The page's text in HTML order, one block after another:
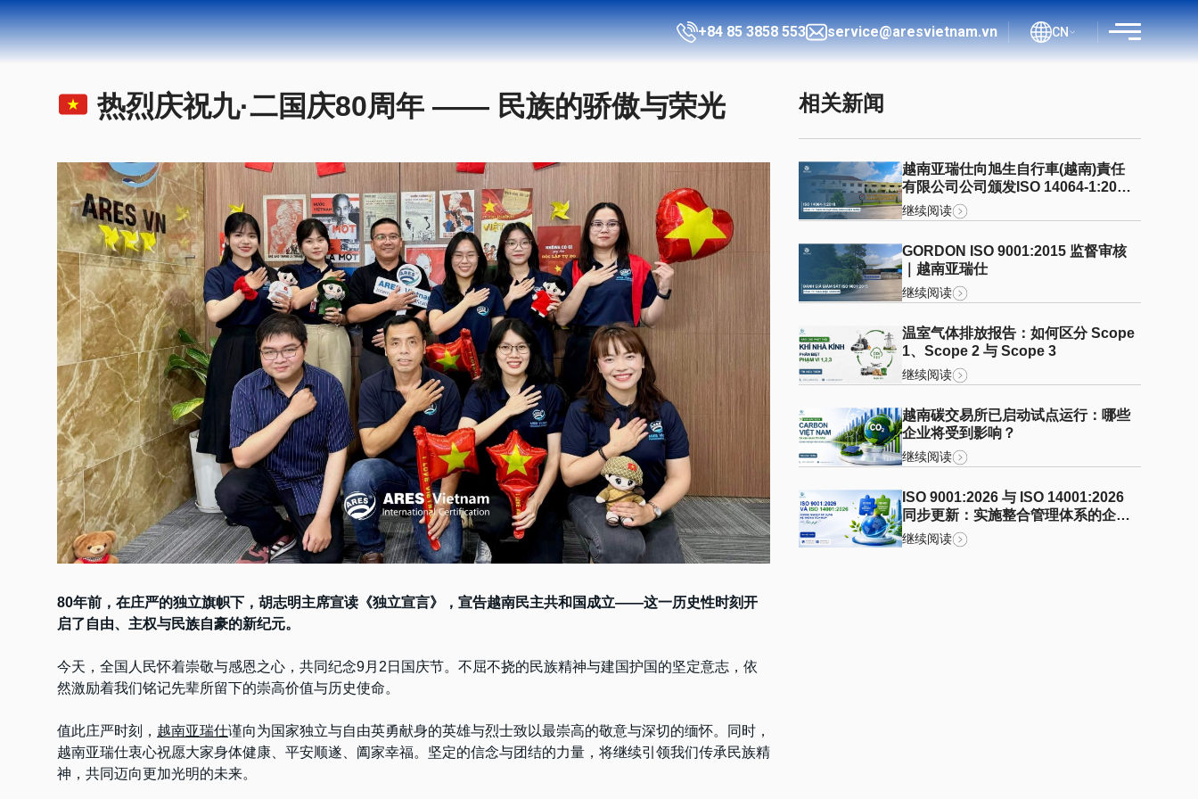
评估流程
公开文件
ISO 博客
证书查询
+84 85 3858 553 service@aresvietnam.vn CN
热烈庆祝九·二国庆80周年 —— 民族的骄傲与荣光
80年前，在庄严的独立旗帜下，胡志明主席宣读《独立宣言》，宣告越南民主共和国成立——这一历史性时刻开
启了自由、主权与民族自豪的新纪元。
今天，全国人民怀着崇敬与感恩之心，共同纪念9月2日国庆节。不屈不挠的民族精神与建国护国的坚定意志，依
然激励着我们铭记先辈所留下的崇高价值与历史使命。
值此庄严时刻， 越南亚瑞仕谨向为国家独立与自由英勇献身的英雄与烈士致以最崇高的敬意与深切的缅怀。同时，
越南亚瑞仕衷心祝愿大家身体健康、平安顺遂、阖家幸福。坚定的信念与团结的力量，将继续引领我们传承民族精
神，共同迈向更加光明的未来。
相关新闻
越南亚瑞仕向旭生自行車(越南)責任
有限公司公司颁发ISO 14064-1:2018
核查声明
继续阅读
GORDON ISO 9001:2015 监督审核
｜越南亚瑞仕
继续阅读
温室气体排放报告：如何区分 Scope
1、Scope 2 与 Scope 3
继续阅读
越南碳交易所已启动试点运行：哪些
企业将受到影响？
继续阅读
ISO 9001:2026 与 ISO 14001:2026
同步更新：实施整合管理体系的企业
需要关注哪些重点？
继续阅读